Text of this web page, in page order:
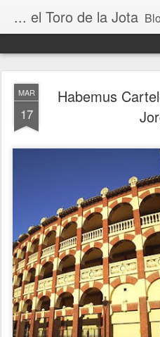
... el Toro de la Jota
MAR
17
Habemus